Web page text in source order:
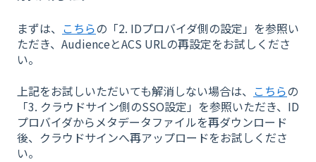
まずは、 こちらの「2. IDプロバイダ側の設定」を参照い
ただき、AudienceとACS URLの再設定をお試しくださ
い。
上記をお試しいただいても解消しない場合は、 こちらの
「3. クラウドサイン側のSSO設定」を参照いただき、ID
プロバイダからメタデータファイルを再ダウンロード
後、クラウドサインへ再アップロードをお試しくださ
い。